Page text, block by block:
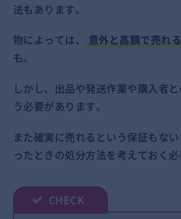
法もあります。
物によっては、意外と高額で売れる
も。
しかし、出品や発送作業や購入者
う必要があります。
また確実に売れるという保証もな
ったときの処分方法を考えておく必